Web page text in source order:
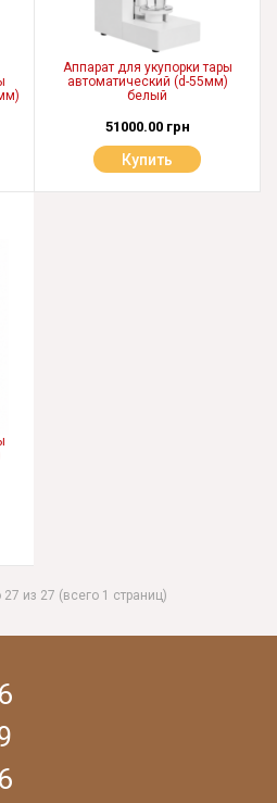
Аппарат для укупорки тары
автоматический (d-55мм)
белый
51000.00 грн
Купить
из 27 (всего 1 страниц)